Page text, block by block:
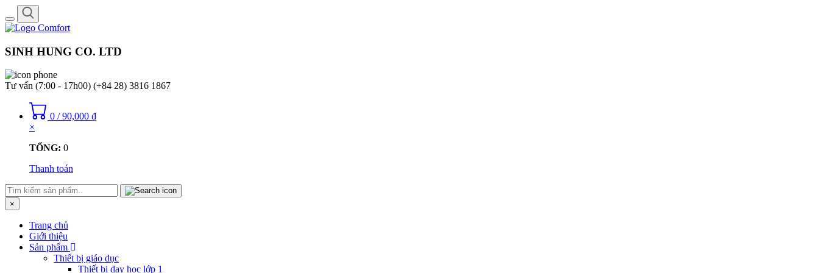
Toggle
navigation
SINH HUNG CO. LTD
Tư vấn (7:00 - 17h00) (+84 28) 3816 1867
0 / 90,000 ₫
×
TỔNG: 0
Thanh toán
×
Trang chủ
Giới thiệu
Sản phẩm
Thiết bị giáo dục
Thiết bị dạy học lớp 1